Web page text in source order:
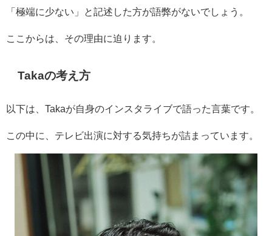
「極端に少ない」と記述した方が語弊がないでしょう。
ここからは、その理由に迫ります。
Takaの考え方
以下は、Takaが自身のインスタライブで語った言葉です。
この中に、テレビ出演に対する気持ちが詰まっています。